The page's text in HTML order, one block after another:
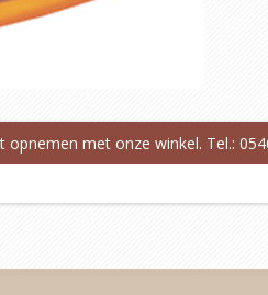
met onze winkel. Tel.: